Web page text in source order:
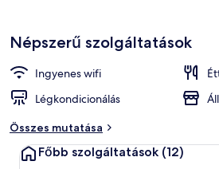
Népszerű szolgáltatások
Ingyenes wifi
Légkondicionálás
Összes mutatása
Főbb szolgáltatások (12)